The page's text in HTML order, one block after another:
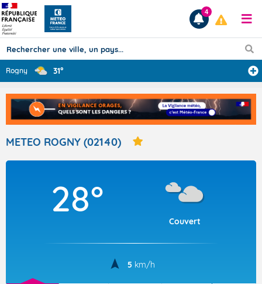
Prévisions
TOUS LES RÉSULTATS
Articles
4
Rogny 31°
METEO ROGNY (02140)
28°
Couvert
5 km/h